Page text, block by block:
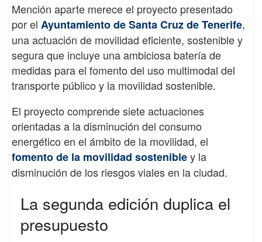
Mención aparte merece el proyecto presentado
por el Ayuntamiento de Santa Cruz de Tenerife,
una actuación de movilidad eficiente, sostenible y
segura que incluye una ambiciosa batería de
medidas para el fomento del uso multimodal del
transporte público y la movilidad sostenible.
El proyecto comprende siete actuaciones
orientadas a la disminución del consumo
energético en el ámbito de la movilidad, el
fomento de la movilidad sostenibley la
disminución de los riesgos viales en la ciudad.
La segunda edición duplica el
presupuesto